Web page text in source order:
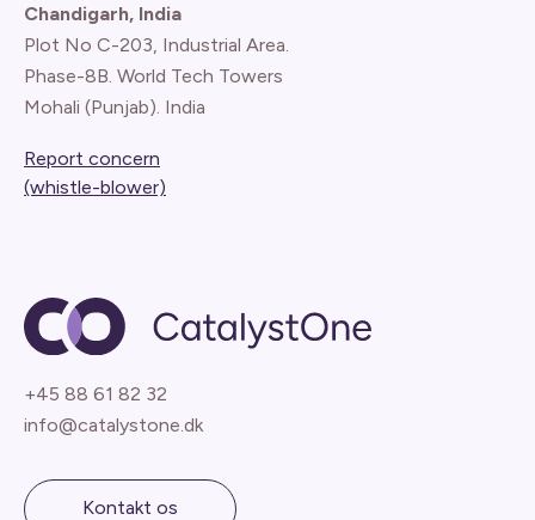
Chandigarh, India
Plot No C-203, Industrial Area.
Phase-8B. World Tech Towers
Mohali (Punjab). India
Report concern
(whistle-blower)
+45 88 61 82 32
info@catalystone.dk
Kontakt os